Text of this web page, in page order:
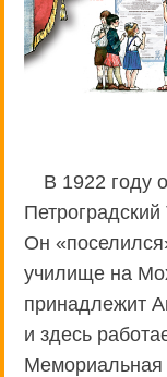
В 1922 году
Он
училище на
принадлежит
и здесь
Мемориальная